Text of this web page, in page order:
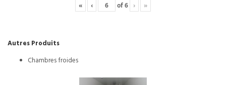
« ‹ of6 › »
Autres Produits
Chambres froides